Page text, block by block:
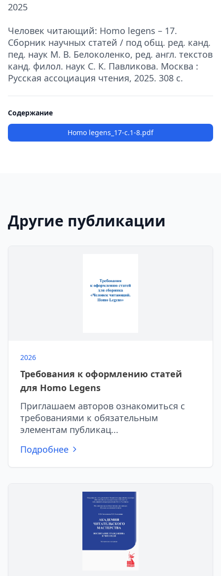
2025
Человек читающий: Homo legens – 17.
Сборник научных статей / под общ. ред. канд.
пед. наук М. В. Белоколенко, ред. англ. текстов
канд. филол. наук С. К. Павликова. Москва :
Русская ассоциация чтения, 2025. 308 с.
Содержание
Homo legens_17-с.1-8.pdf
Другие публикации
2026
Требования к оформлению статей
для Homo Legens
Приглашаем авторов ознакомиться с
требованиями к обязательным
элементам публикац...
Подробнее